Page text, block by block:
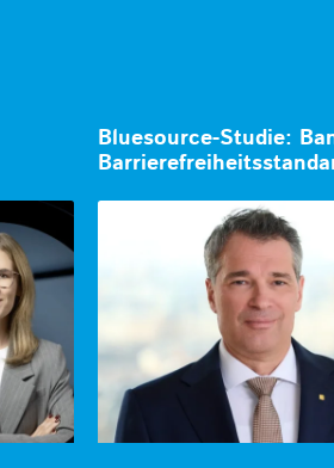
Bluesource-Studie: